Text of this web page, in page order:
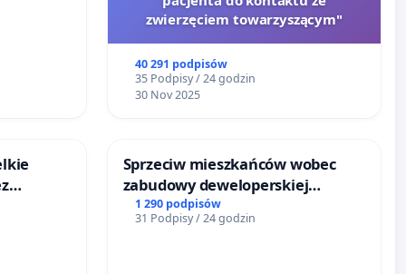
zwierzęciem towarzyszącym"
40 291 podpisów
35 Podpisy / 24 godzin
30 Nov 2025
Sprzeciw mieszkańców wobec
zabudowy deweloperskiej
terenow zielonych w rejonie
Bulwarów Straceńskich w
1 290 podpisów
31 Podpisy / 24 godzin